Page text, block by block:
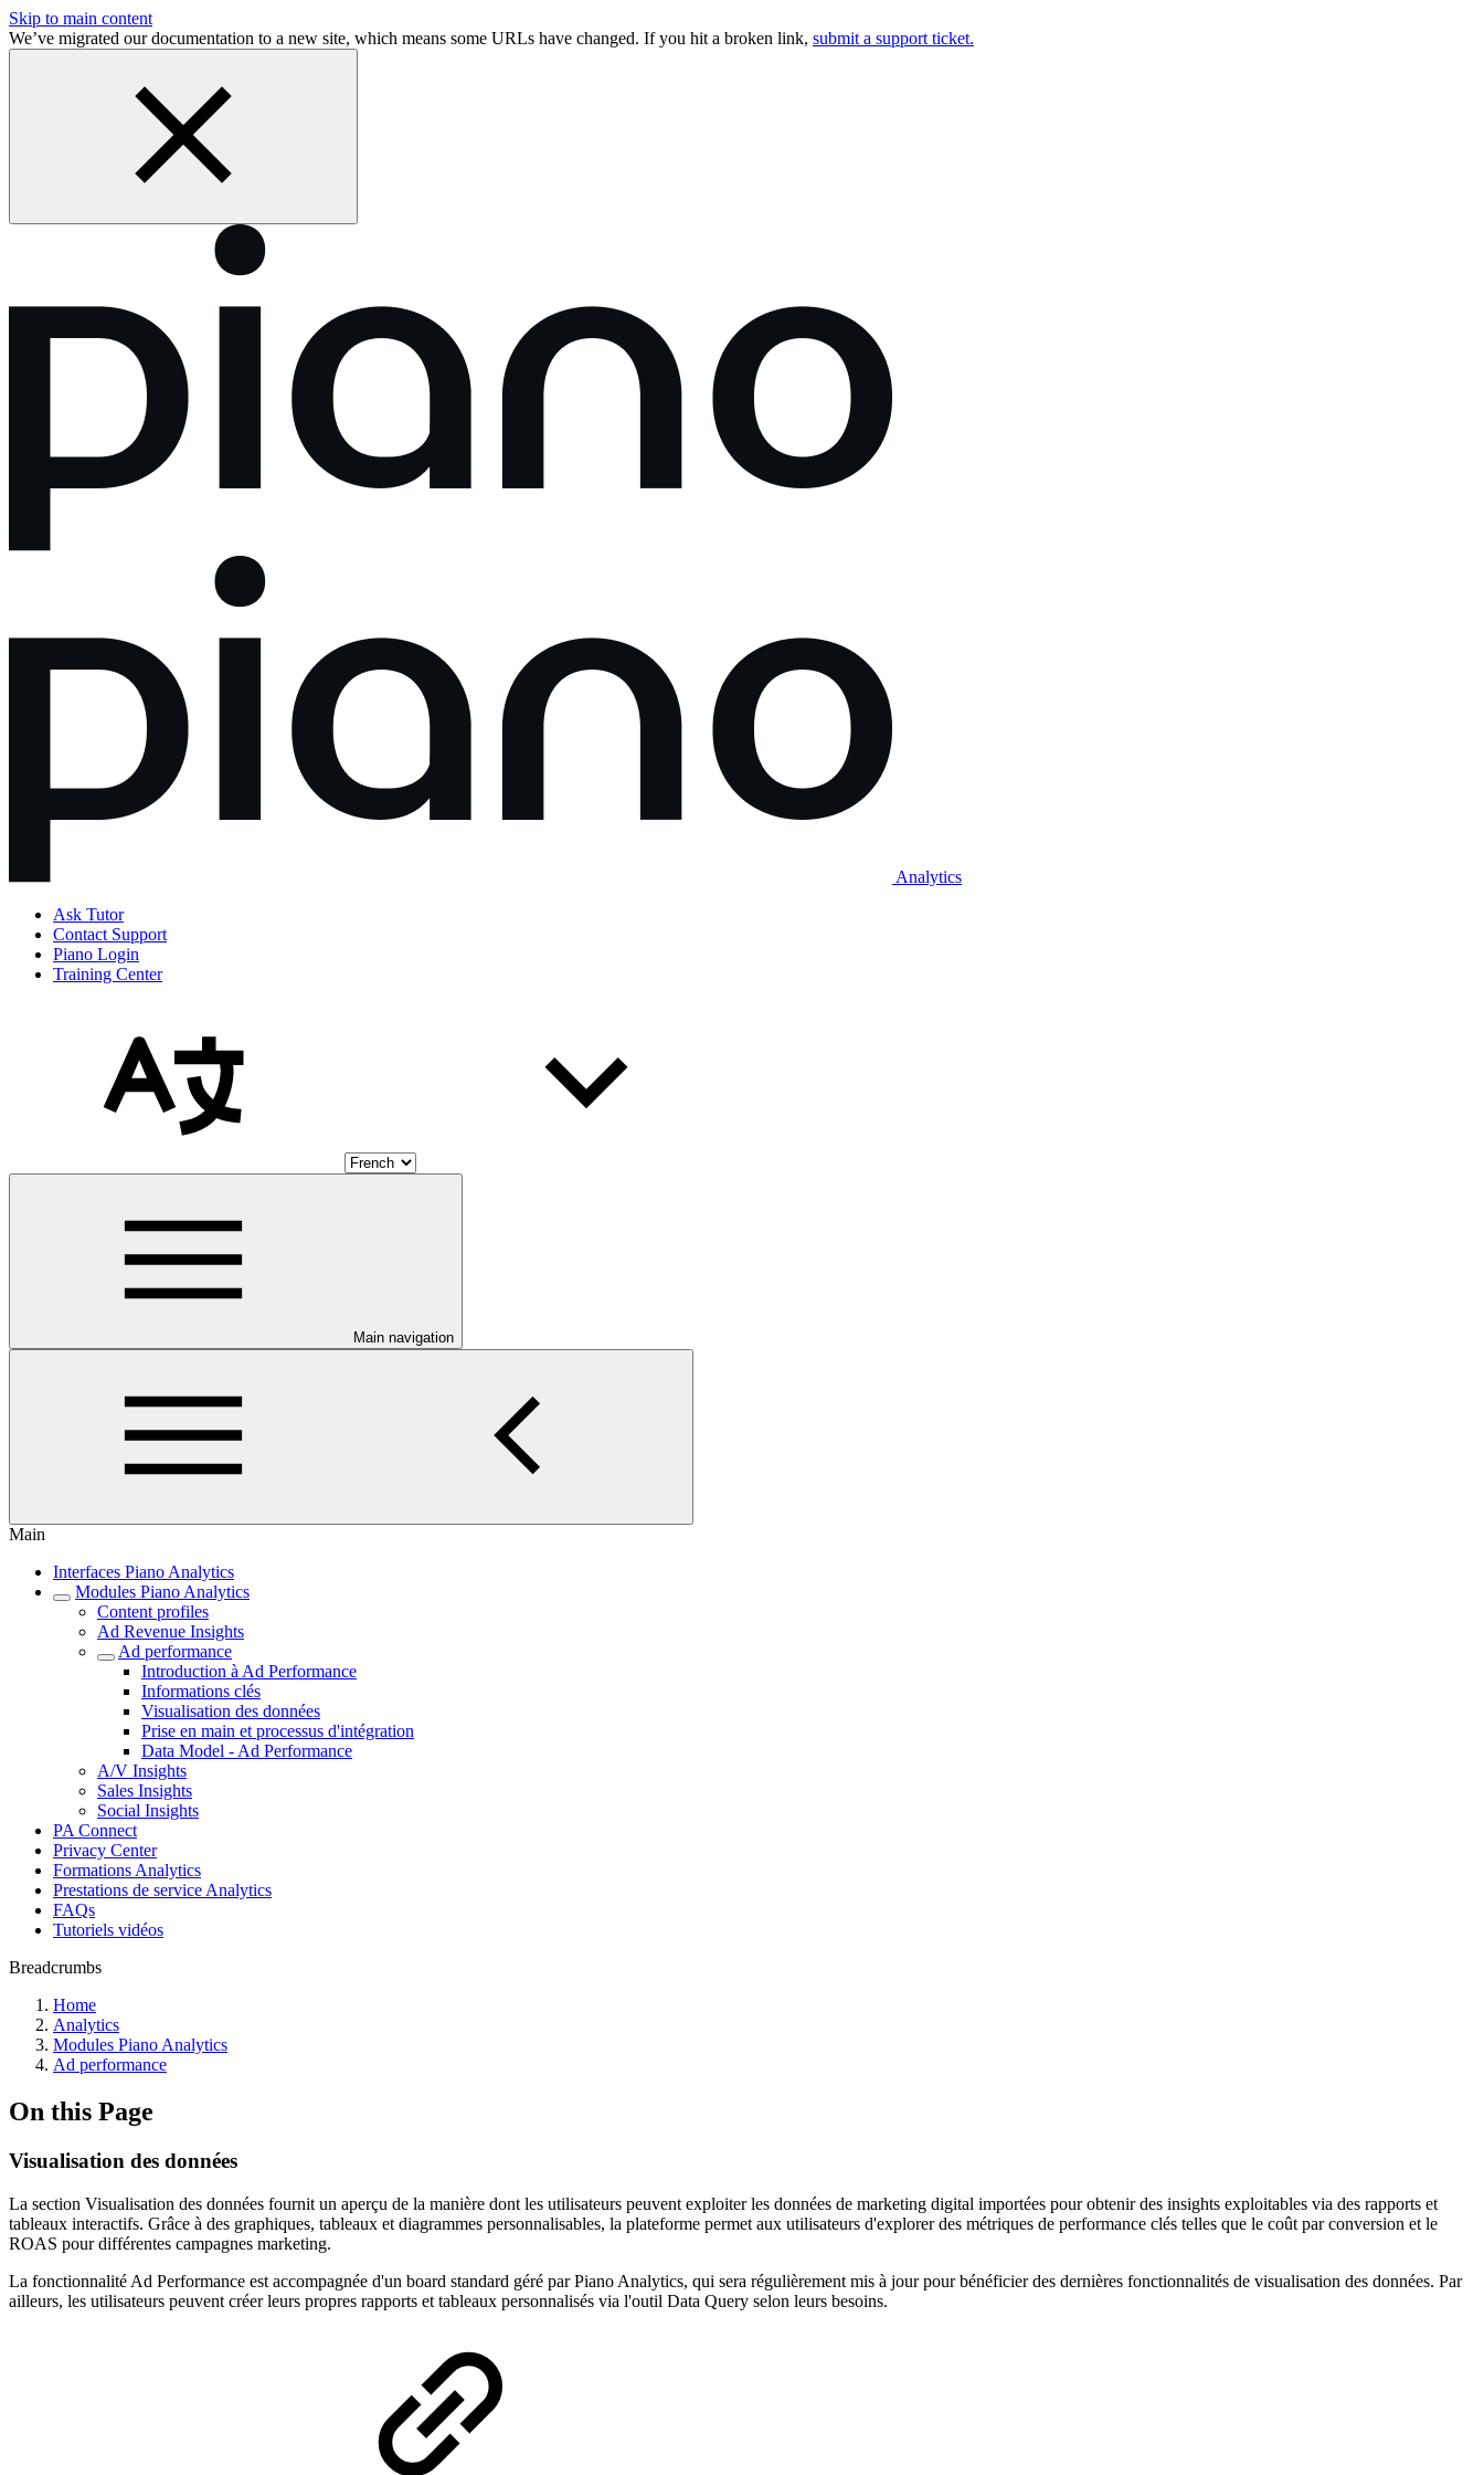
Skip to main content
We’ve migrated our documentation to a new site, which means some URLs have changed. If you hit a broken link, submit a support ticket.
Analytics
Ask Tutor
Contact Support
Piano Login
Training Center
Main navigation
Main
Interfaces Piano Analytics
Modules Piano Analytics
Content profiles
Ad Revenue Insights
Ad performance
Introduction à Ad Performance
Informations clés
Visualisation des données
Prise en main et processus d'intégration
Data Model - Ad Performance
A/V Insights
Sales Insights
Social Insights
PA Connect
Privacy Center
Formations Analytics
Prestations de service Analytics
FAQs
Tutoriels vidéos
Breadcrumbs
Home
Analytics
Modules Piano Analytics
Ad performance
On this Page
Visualisation des données
La section Visualisation des données fournit un aperçu de la manière dont les utilisateurs peuvent exploiter les données de marketing digital importées pour obtenir des insights exploitables via des rapports et
tableaux interactifs. Grâce à des graphiques, tableaux et diagrammes personnalisables, la plateforme permet aux utilisateurs d'explorer des métriques de performance clés telles que le coût par conversion et le
ROAS pour différentes campagnes marketing.
La fonctionnalité Ad Performance est accompagnée d'un board standard géré par Piano Analytics, qui sera régulièrement mis à jour pour bénéficier des dernières fonctionnalités de visualisation des données. Par
ailleurs, les utilisateurs peuvent créer leurs propres rapports et tableaux personnalisés via l'outil Data Query selon leurs besoins.